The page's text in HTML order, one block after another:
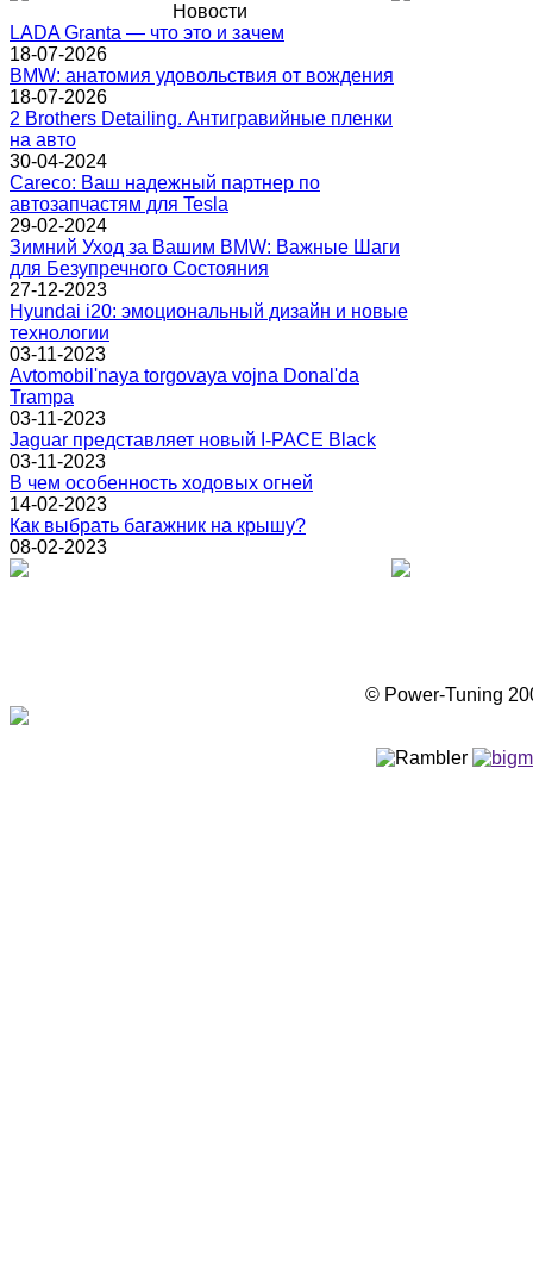
Новости
LADA Granta — что это и зачем
18-07-2026
BMW: анатомия удовольствия от вождения
18-07-2026
2 Brothers Detailing. Антигравийные пленки
на авто
30-04-2024
Careco: Ваш надежный партнер по
автозапчастям для Tesla
29-02-2024
Зимний Уход за Вашим BMW: Важные Шаги
для Безупречного Состояния
27-12-2023
Hyundai i20: эмоциональный дизайн и новые
технологии
03-11-2023
Avtomobil'naya torgovaya vojna Donal'da
Trampa
03-11-2023
Jaguar представляет новый I-PACE Black
03-11-2023
В чем особенность ходовых огней
14-02-2023
Как выбрать багажник на крышу?
08-02-2023
© Power-Tuning